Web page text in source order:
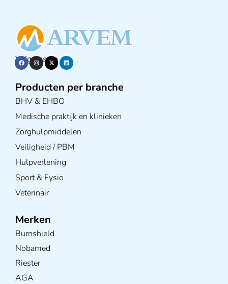
Volg ons op
Producten per branche
BHV & EHBO
Medische praktijk en klinieken
Zorghulpmiddelen
Veiligheid / PBM
Hulpverlening
Sport & Fysio
Veterinair
Merken
Burnshield
Nobamed
Riester
AGA